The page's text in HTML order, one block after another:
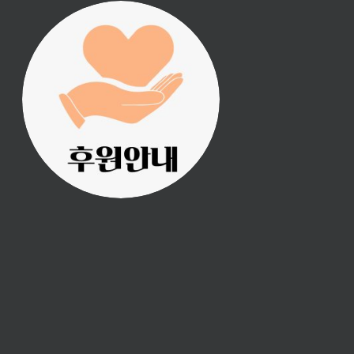
진리횃불 사역은 여러분
의 후원으로 이루어집니
다.